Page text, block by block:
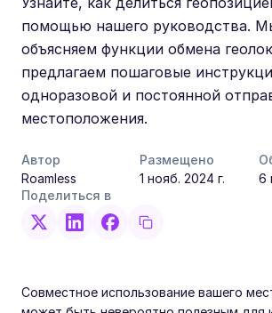
помощью нашего руководства.
объясняем функции обмена
предлагаем пошаговые
одноразовой и постоянной
местоположения.
Автор
Roamless
Размещено
1 нояб. 2024 г.
6
Поделиться в
Совместное использование вашего